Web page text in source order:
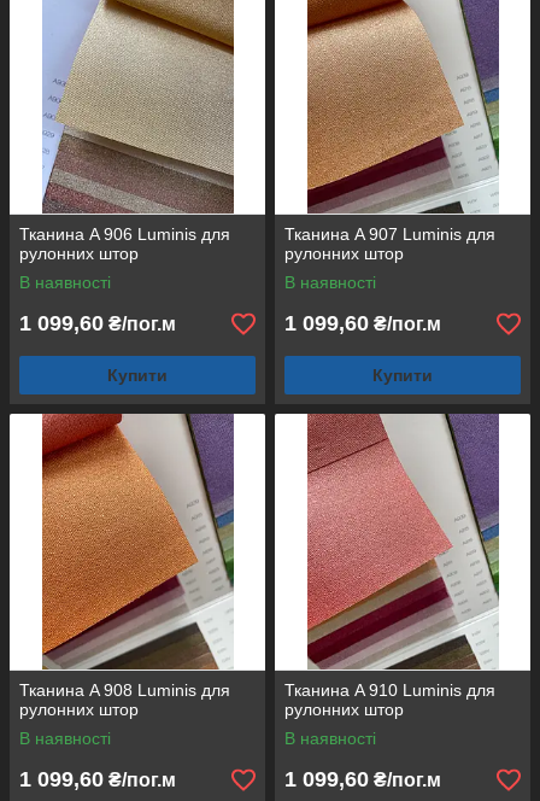
Тканина A 906 Luminis для
рулонних штор
В наявності
1 099,60 ₴/пог.м
Купити
Тканина A 907 Luminis для
рулонних штор
В наявності
1 099,60 ₴/пог.м
Купити
Тканина A 908 Luminis для
рулонних штор
В наявності
1 099,60 ₴/пог.м
Тканина A 910 Luminis для
рулонних штор
В наявності
1 099,60 ₴/пог.м